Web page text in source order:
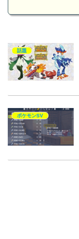
話題
ポケモンSV